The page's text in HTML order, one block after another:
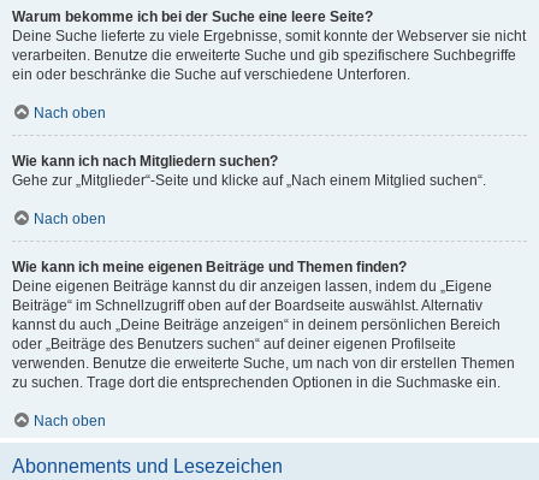
Warum bekomme ich bei der Suche eine leere Seite?
Deine Suche lieferte zu viele Ergebnisse, somit konnte der Webserver sie nicht
verarbeiten. Benutze die erweiterte Suche und gib spezifischere Suchbegriffe
ein oder beschränke die Suche auf verschiedene Unterforen.
Nach oben
Wie kann ich nach Mitgliedern suchen?
Gehe zur „Mitglieder“-Seite und klicke auf „Nach einem Mitglied suchen“.
Nach oben
Wie kann ich meine eigenen Beiträge und Themen finden?
Deine eigenen Beiträge kannst du dir anzeigen lassen, indem du „Eigene
Beiträge“ im Schnellzugriff oben auf der Boardseite auswählst. Alternativ
kannst du auch „Deine Beiträge anzeigen“ in deinem persönlichen Bereich
oder „Beiträge des Benutzers suchen“ auf deiner eigenen Profilseite
verwenden. Benutze die erweiterte Suche, um nach von dir erstellen Themen
zu suchen. Trage dort die entsprechenden Optionen in die Suchmaske ein.
Nach oben
Abonnements und Lesezeichen